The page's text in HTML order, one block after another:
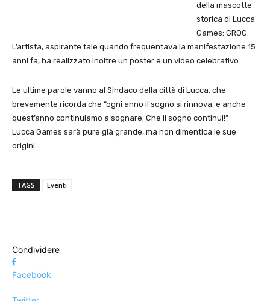
della mascotte
storica di Lucca
Games: GROG.
L’artista, aspirante tale quando frequentava la manifestazione 15
anni fa, ha realizzato inoltre un poster e un video celebrativo.
Le ultime parole vanno al Sindaco della città di Lucca, che
brevemente ricorda che “ogni anno il sogno si rinnova, e anche
quest’anno continuiamo a sognare. Che il sogno continui!”
Lucca Games sarà pure già grande, ma non dimentica le sue
origini.
TAGS Eventi
Condividere
Facebook